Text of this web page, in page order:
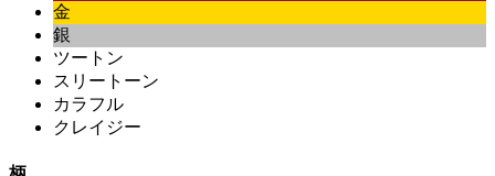
金
銀
ツートン
スリートーン
カラフル
クレイジー